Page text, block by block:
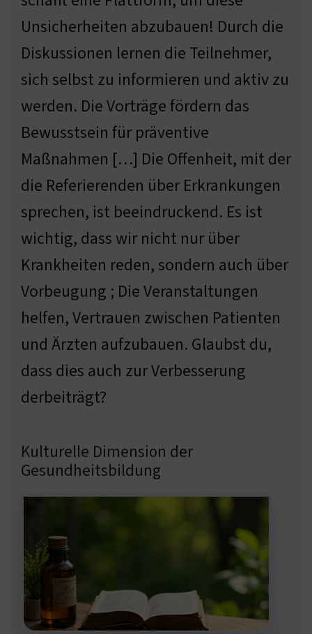
Unsicherheiten abzubauen! Durch die
Diskussionen lernen die Teilnehmer,
sich selbst zu informieren und aktiv zu
werden. Die Vorträge fördern das
Bewusstsein für präventive
Maßnahmen […] Die Offenheit, mit der
die Referierenden über Erkrankungen
sprechen, ist beeindruckend. Es ist
wichtig, dass wir nicht nur über
Krankheiten reden, sondern auch über
Vorbeugung ; Die Veranstaltungen
helfen, Vertrauen zwischen Patienten
und Ärzten aufzubauen. Glaubst du,
dass dies auch zur Verbesserung
derbeiträgt?
Kulturelle Dimension der
Gesundheitsbildung